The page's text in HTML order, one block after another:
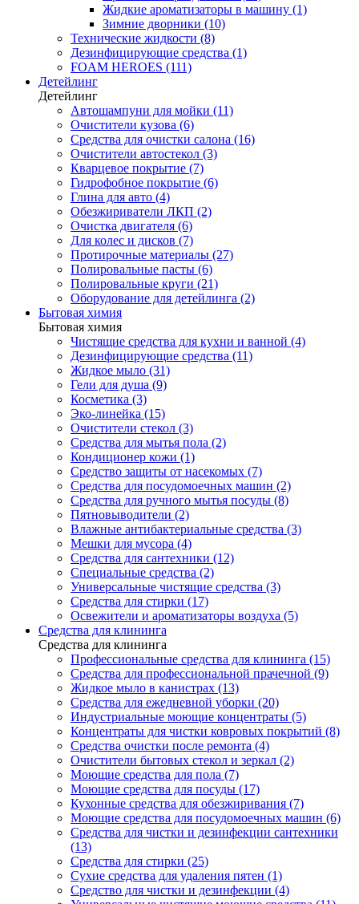
Жидкие ароматизаторы в машину (1)
Зимние дворники (10)
Технические жидкости (8)
Дезинфицирующие средства (1)
FOAM HEROES (111)
Детейлинг
Детейлинг
Автошампуни для мойки (11)
Очистители кузова (6)
Средства для очистки салона (16)
Очистители автостекол (3)
Кварцевое покрытие (7)
Гидрофобное покрытие (6)
Глина для авто (4)
Обезжириватели ЛКП (2)
Очистка двигателя (6)
Для колес и дисков (7)
Протирочные материалы (27)
Полировальные пасты (6)
Полировальные круги (21)
Оборудование для детейлинга (2)
Бытовая химия
Бытовая химия
Чистящие средства для кухни и ванной (4)
Дезинфицирующие средства (11)
Жидкое мыло (31)
Гели для душа (9)
Косметика (3)
Эко-линейка (15)
Очистители стекол (3)
Средства для мытья пола (2)
Кондиционер кожи (1)
Средство защиты от насекомых (7)
Средства для посудомоечных машин (2)
Средства для ручного мытья посуды (8)
Пятновыводители (2)
Влажные антибактериальные средства (3)
Мешки для мусора (4)
Средства для сантехники (12)
Специальные средства (2)
Универсальные чистящие средства (3)
Средства для стирки (17)
Освежители и ароматизаторы воздуха (5)
Средства для клининга
Средства для клининга
Профессиональные средства для клининга (15)
Средства для профессиональной прачечной (9)
Жидкое мыло в канистрах (13)
Средства для ежедневной уборки (20)
Индустриальные моющие концентраты (5)
Концентраты для чистки ковровых покрытий (8)
Средства очистки после ремонта (4)
Очистители бытовых стекол и зеркал (2)
Моющие средства для пола (7)
Моющие средства для посуды (17)
Кухонные средства для обезжиривания (7)
Моющие средства для посудомоечных машин (6)
Средства для чистки и дезинфекции сантехники
(13)
Средства для стирки (25)
Сухие средства для удаления пятен (1)
Средство для чистки и дезинфекции (4)